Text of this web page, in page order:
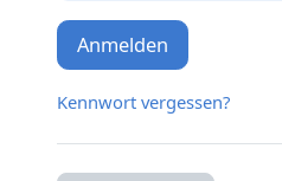
Anmelden
Kennwort vergessen?